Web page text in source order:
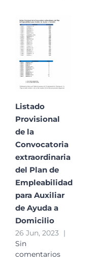
Listado
Provisional
de la
Convocatoria
extraordinaria
del Plan de
Empleabilidad
para Auxiliar
de Ayuda a
Domicilio
26 Jun, 2023
|
Sin
comentarios